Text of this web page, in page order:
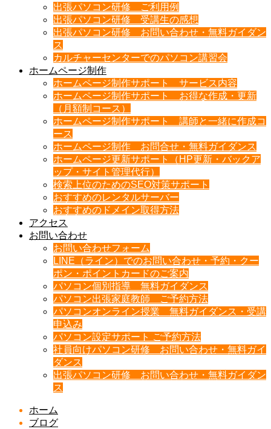
出張パソコン研修 ご利用例
出張パソコン研修 受講生の感想
出張パソコン研修 お問い合わせ・無料ガイダン
ス
カルチャーセンターでのパソコン講習会
ホームページ制作
ホームページ制作サポート サービス内容
ホームページ制作サポート お得な作成・更新
（月額制コース）
ホームページ制作サポート 講師と一緒に作成コ
ース
ホームページ制作 お問合せ・無料ガイダンス
ホームページ更新サポート（HP更新・バックア
ップ・サイト管理代行）
検索上位のためのSEO対策サポート
おすすめのレンタルサーバー
おすすめのドメイン取得方法
アクセス
お問い合わせ
お問い合わせフォーム
LINE（ライン）でのお問い合わせ・予約・クー
ポン・ポイントカードのご案内
パソコン個別指導 無料ガイダンス
パソコン出張家庭教師 ご予約方法
パソコンオンライン授業 無料ガイダンス・受講
申込み
パソコン設定サポート ご予約方法
社員向けパソコン研修 お問い合わせ・無料ガイ
ダンス
出張パソコン研修 お問い合わせ・無料ガイダン
ス
ホーム
ブログ